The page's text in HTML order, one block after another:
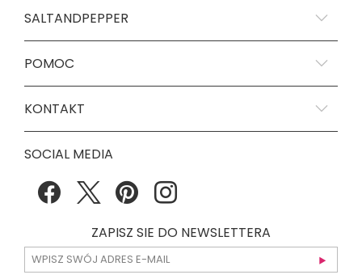
SALTANDPEPPER
POMOC
KONTAKT
SOCIAL MEDIA
ZAPISZ SIE DO NEWSLETTERA